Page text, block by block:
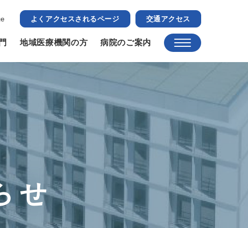
よくアクセスされるページ 交通アクセス
地域医療機関の方 病院のご案内
せ